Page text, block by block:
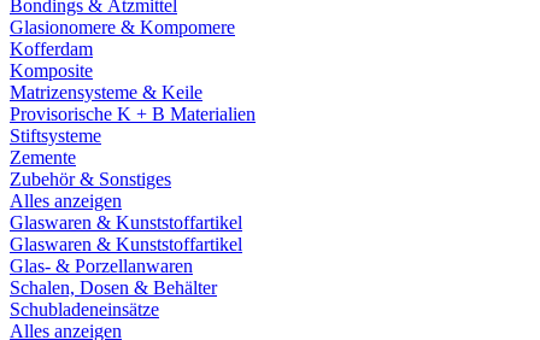
Bondings & Ätzmittel
Glasionomere & Kompomere
Kofferdam
Komposite
Matrizensysteme & Keile
Provisorische K + B Materialien
Stiftsysteme
Zemente
Zubehör & Sonstiges
Alles anzeigen
Glaswaren & Kunststoffartikel
Glaswaren & Kunststoffartikel
Glas- & Porzellanwaren
Schalen, Dosen & Behälter
Schubladeneinsätze
Alles anzeigen